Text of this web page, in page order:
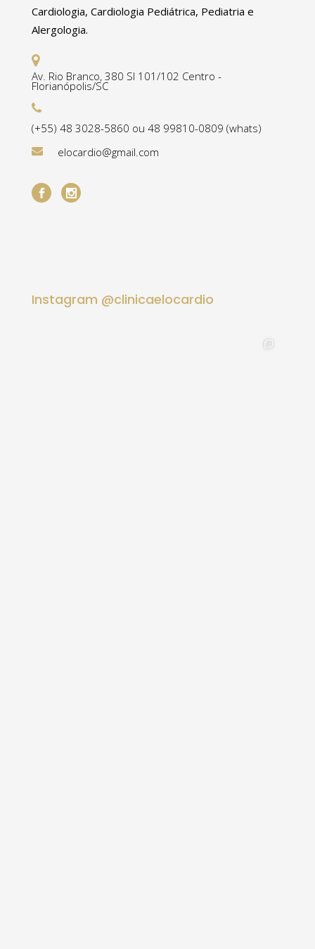
Cardiologia, Cardiologia Pediátrica, Pediatria e
Alergologia.
Av. Rio Branco, 380 Sl 101/102 Centro -
Florianópolis/SC
(+55) 48 3028-5860 ou 48 99810-0809 (whats)
elocardio@gmail.com
Instagram @clinicaelocardio